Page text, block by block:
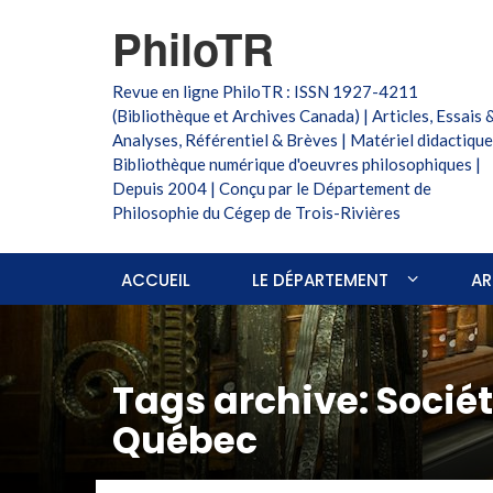
PhiloTR
Revue en ligne PhiloTR : ISSN 1927-4211
(Bibliothèque et Archives Canada) | Articles, Essais
Analyses, Référentiel & Brèves | Matériel
Bibliothèque numérique d'oeuvres philosophiques |
Depuis 2004 | Conçu par le Département de
Philosophie du Cégep de Trois-Rivières
ACCUEIL LE DÉPARTEMENT
Tags archive:
Québec